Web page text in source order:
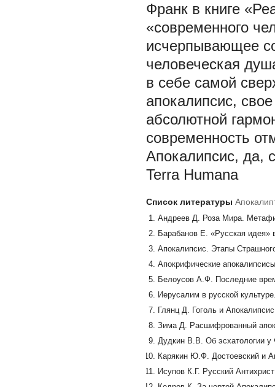
Франк в книге
«современного
исчерпывающее
человеческая
в себе самой
апокалипсис,
абсолютной
современность
Апокалипсис, да,
Terra Humana
Список литературы
Андреев Д. Роза Мира.
Барабанов Е. «Русская идея»
Апокалипсис. Этапы
Апокрифические
Белоусов А.Ф. Последние
Иерусалим в русской
Глянц Д. Гоголь и
Зима Д. Расшифрованный
Дудкин В.В. Об эсхатологии у
Карякин Ю.Ф. Достоевский и
Исупов К.Г. Русский